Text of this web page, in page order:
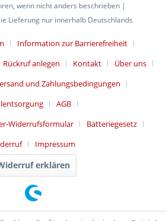
wenn nicht anders beschrieben |
Lieferung nur innerhalb Deutschlands
Information zur Barrierefreiheit
Rückruf anlegen Kontakt
Über uns
und Zahlungsbedingungen
AGB
Widerrufsformular
Batteriegesetz
Impressum
erklären